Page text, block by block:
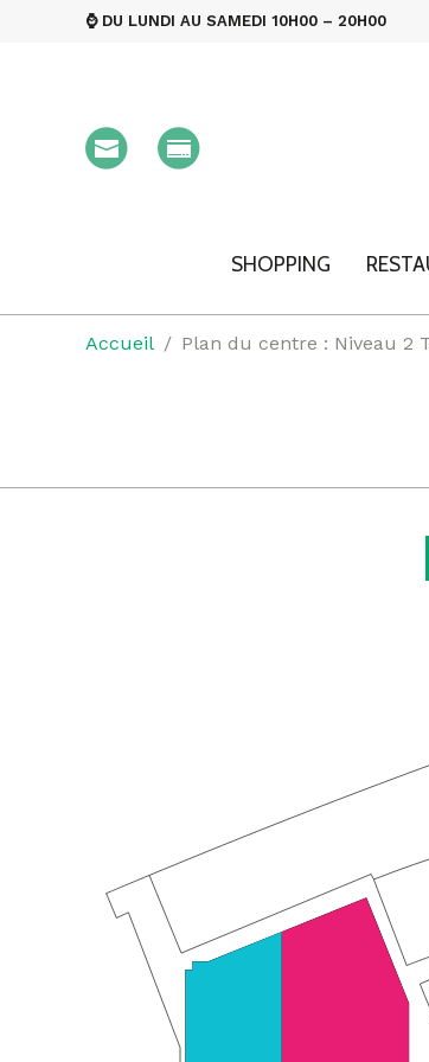
⌚ DU LUNDI AU SAMEDI 10H00 – 20H00
SHOPPING
Accueil Plan du centre : Niveau 2